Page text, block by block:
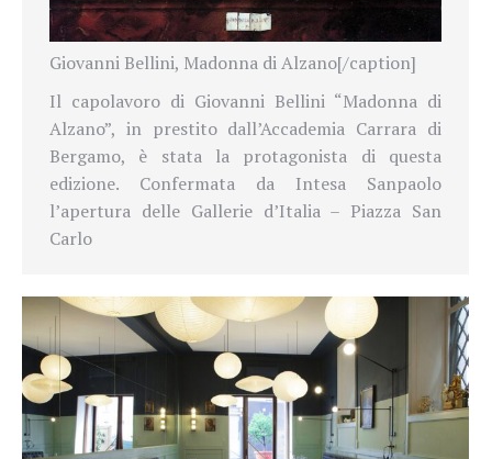
Giovanni Bellini, Madonna di Alzano[/caption]
Il capolavoro di Giovanni Bellini “Madonna di
Alzano”, in prestito dall’Accademia Carrara di
Bergamo, è stata la protagonista di questa
edizione. Confermata da Intesa Sanpaolo
l’apertura delle Gallerie d’Italia – Piazza San
Carlo